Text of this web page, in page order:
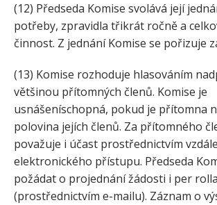
(12) Předseda Komise svolává její
potřeby, zpravidla třikrát ročně a
činnost. Z jednání Komise se pořizuje
(13) Komise rozhoduje hlasováním
většinou přítomných členů. Komise je
usnášeníschopná, pokud je přítomna
polovina jejích členů. Za přítomného
považuje i účast prostřednictvím
elektronického přístupu. Předseda
požádat o projednání žádosti i per
(prostřednictvím e-mailu). Záznam o